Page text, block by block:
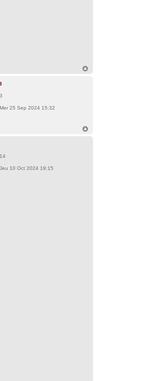
3
Mer 25 Sep 2024 15:32
14
Jeu 10 Oct 2024 19:15